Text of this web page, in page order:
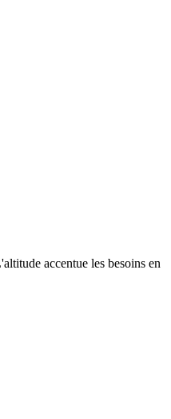
accentue les besoins en